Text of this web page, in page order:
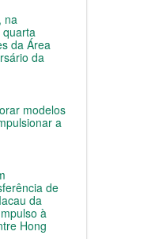
na
quarta
da Área
da
modelos
a
de
da
à
Hong